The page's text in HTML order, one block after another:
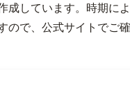
成しています。時期に
で、公式サイトでご確